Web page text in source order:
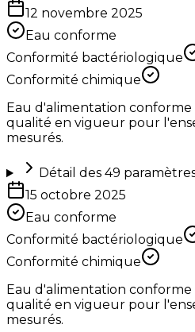
12 novembre 2025
Eau conforme
Conformité bactériologique
Conformité chimique
Eau d'alimentation conforme
qualité en vigueur pour
mesurés.
Détail des 49
15 octobre 2025
Eau conforme
Conformité bactériologique
Conformité chimique
Eau d'alimentation conforme
qualité en vigueur pour
mesurés.